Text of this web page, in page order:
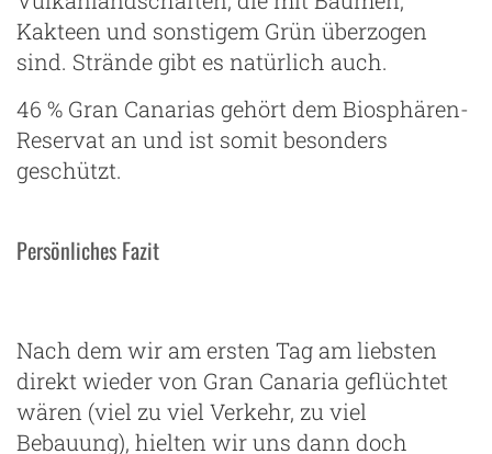
Kakteen und sonstigem Grün überzogen
sind. Strände gibt es natürlich auch.
46 % Gran Canarias gehört dem Biosphären-
Reservat an und ist somit besonders
geschützt.
Persönliches Fazit
Nach dem wir am ersten Tag am liebsten
direkt wieder von Gran Canaria geflüchtet
wären (viel zu viel Verkehr, zu viel
Bebauung), hielten wir uns dann doch